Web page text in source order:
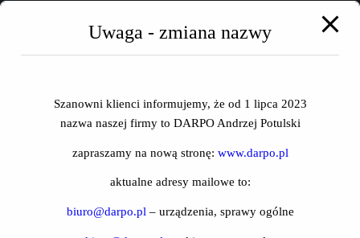
Godziny otwarcia:
90-510 Łódź
Uwaga - zmiana nazwy
Szanowni klienci informujemy, że od 1 lipca 2023
nazwa naszej firmy to DARPO Andrzej Potulski
zapraszamy na nową stronę: www.darpo.pl
aktualne adresy mailowe to:
biuro@darpo.pl – urządzenia, sprawy ogólne